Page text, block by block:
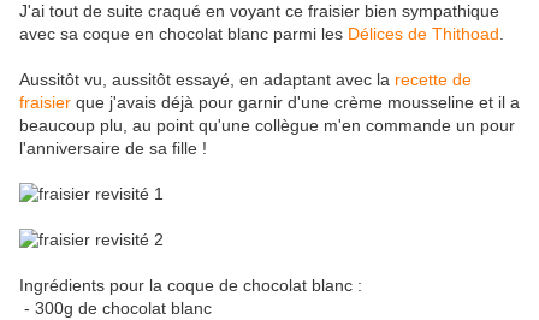
J'ai tout de suite craqué en voyant ce fraisier bien sympathique
avec sa coque en chocolat blanc parmi les Délices de Thithoad
Aussitôt vu, aussitôt essayé, en adaptant avec la recette de
fraisier que j'avais déjà pour garnir d'une crème mousseline et il a
beaucoup plu, au point qu'une collègue m'en commande un pour
l'anniversaire de sa fille !
Ingrédients pour la coque de chocolat blanc :
- 300g de chocolat blanc